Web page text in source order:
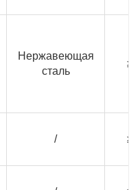
Нержавеющая
сталь
/